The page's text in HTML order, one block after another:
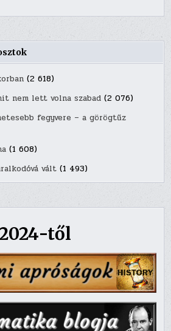
(2 618)
nem lett volna szabad (2 076)
fegyvere – a görögtűz
(1 608)
vált (1 493)
től